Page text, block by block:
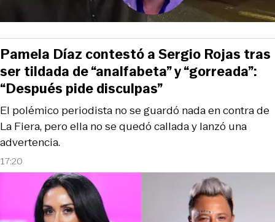
17:20
El polémico periodista no se guardó nada en contra de
La Fiera, pero ella no se quedó callada y lanzó una
advertencia.
Pamela Díaz contestó a Sergio Rojas tras
ser tildada de “analfabeta” y “gorreada”:
“Después pide disculpas”